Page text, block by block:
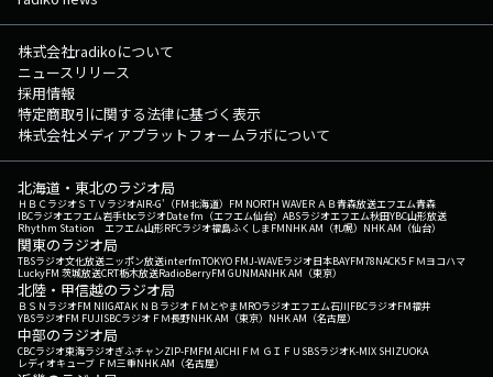
株式会社radikoについて
ニュースリリース
採用情報
特定商取引に関する法律に基づく表示
株式会社メディアプラットフォームラボについて
北海道・東北のラジオ局
ＨＢＣラジオＳＴＶラジオAIR-G'（FM北海道） FM NORTH WAVEＲＡＢ青森放送エフエム青森
IBCラジオエフエム岩手tbcラジオDate fm（エフエム仙台） ABSラジオエフエム秋田YBC山形放送
Rhythm Station エフエム山形RFCラジオ福島ふくしまFMNHK AM（札幌） NHK AM（仙台）
関東のラジオ局
TBSラジオ文化放送ニッポン放送interfmTOKYO FMJ-WAVEラジオ日本BAYFM78NACK5 ＦＭヨコハマ
LuckyFM 茨城放送CRT栃木放送RadioBerryFM GUNMANHK AM（東京）
北陸・甲信越のラジオ局
ＢＳＮラジオFM NIIGATAＫＮＢラジオ ＦＭとやまMROラジオエフエム石川FBCラジオFM福井
YBSラジオFM FUJISBCラジオ ＦＭ長野NHK AM（東京） NHK AM（名古屋）
中部のラジオ局
CBCラジオ東海ラジオぎふチャンZIP-FMFM AICHI ＦＭ ＧＩＦＵ SBSラジオK-MIX SHIZUOKA
レディオキューブ ＦＭ三重NHK AM（名古屋）